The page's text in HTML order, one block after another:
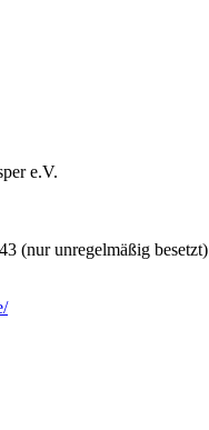
e.V.
(nur unregelmäßig besetzt)